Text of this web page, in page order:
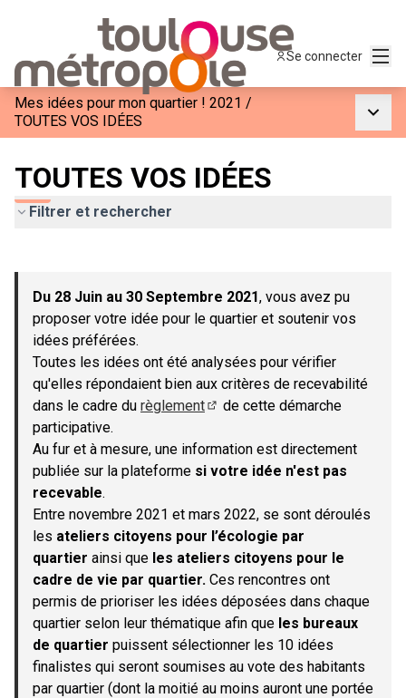
Se connecter
Mes idées pour mon quartier ! 2021 /
TOUTES VOS IDÉES
TOUTES VOS IDÉES
Filtrer et rechercher
−
Du 28 Juin au 30 Septembre 2021, vous avez pu
proposer votre idée pour le quartier et soutenir vos
idées préférées.
Toutes les idées ont été analysées pour vérifier
qu'elles répondaient bien aux critères de recevabilité
dans le cadre du règlement
de cette démarche
participative.
Au fur et à mesure, une information est directement
publiée sur la plateforme si votre idée n'est pas
recevable.
Entre novembre 2021 et mars 2022, se sont déroulés
les ateliers citoyens pour l’écologie par
quartier ainsi que les ateliers citoyens pour le
cadre de vie par quartier. Ces rencontres ont
permis de prioriser les idées déposées dans chaque
quartier selon leur thématique afin que les bureaux
de quartier puissent sélectionner les 10 idées
finalistes qui seront soumises au vote des habitants
par quartier (dont la moitié au moins auront une portée